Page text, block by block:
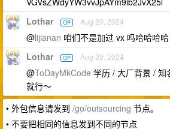
Lothar OP Aug 20, 2024
@lijianan 咱们不是加过 vx 吗哈哈哈
Lothar OP Aug 20, 2024
@ToDayMkCode 学历 / 大厂背景 / 知
就行～
• 外包信息请发到 /go/outsourcing 节点。
• 不要把相同的信息发到不同的节点